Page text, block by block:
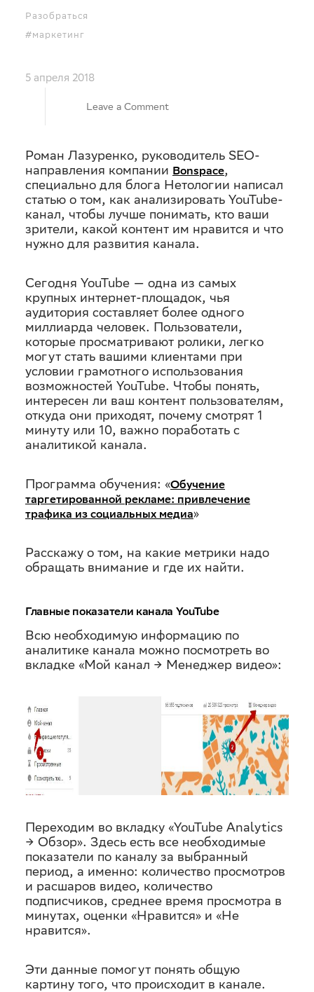
Разобраться
#маркетинг
5 апреля 2018
Leave a Commenton
аналитики
YouTube
новичков
Роман Лазуренко, руководитель SEO-
направления компании Bonspace,
специально для блога Нетологии написал
статью о том, как анализировать YouTube-
канал, чтобы лучше понимать, кто ваши
зрители, какой контент им нравится и что
нужно для развития канала.
Сегодня YouTube — одна из самых
крупных интернет-площадок, чья
аудитория составляет более одного
миллиарда человек. Пользователи,
которые просматривают ролики, легко
могут стать вашими клиентами при
условии грамотного использования
возможностей YouTube. Чтобы понять,
интересен ли ваш контент пользователям,
откуда они приходят, почему смотрят 1
минуту или 10, важно поработать с
аналитикой канала.
Программа обучения: «Обучение
таргетированной рекламе: привлечение
трафика из социальных медиа»
Расскажу о том, на какие метрики надо
обращать внимание и где их найти.
Главные показатели канала YouTube
Всю необходимую информацию по
аналитике канала можно посмотреть во
вкладке «Мой канал → Менеджер видео»:
Переходим во вкладку «YouTube Analytics
→ Обзор». Здесь есть все необходимые
показатели по каналу за выбранный
период, а именно: количество просмотров
и расшаров видео, количество
подписчиков, среднее время просмотра в
минутах, оценки «Нравится» и «Не
нравится».
Эти данные помогут понять общую
картину того, что происходит в канале.